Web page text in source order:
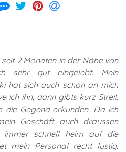
2 Monaten in der Nähe von
sehr gut eingelebt. Mein
hat sich auch schon an mich
ich ihn, dann gibts kurz Streit.
Gegend erkunden. Da ich
Geschäft auch draussen
schnell heim auf die
mein Personal recht lustig.